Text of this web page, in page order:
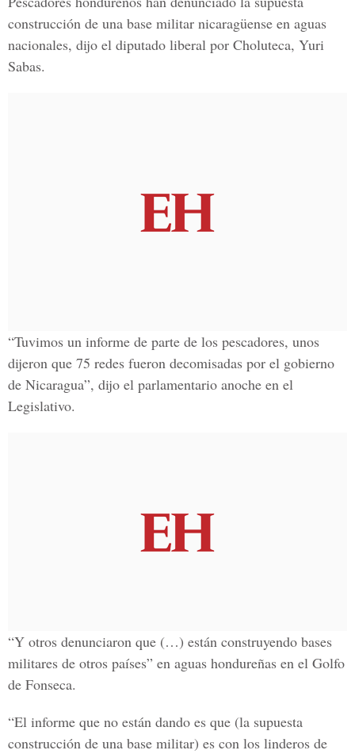
construcción de una base militar nicaragüense en aguas
nacionales, dijo el diputado liberal por Choluteca, Yuri
Sabas.
“Tuvimos un informe de parte de los pescadores, unos
dijeron que 75 redes fueron decomisadas por el gobierno
de Nicaragua”, dijo el parlamentario anoche en el
Legislativo.
“Y otros denunciaron que (…) están construyendo bases
militares de otros países” en aguas hondureñas en el Golfo
de Fonseca.
“El informe que no están dando es que (la supuesta
construcción de una base militar) es con los linderos de